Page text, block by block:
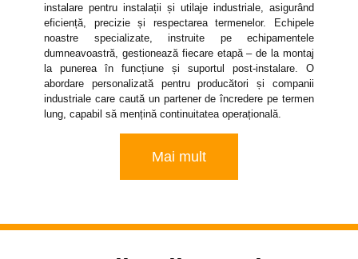
instalare pentru instalații și utilaje industriale, asigurând
eficiență, precizie și respectarea termenelor. Echipele
noastre specializate, instruite pe echipamentele
dumneavoastră, gestionează fiecare etapă – de la montaj
la punerea în funcțiune și suportul post-instalare. O
abordare personalizată pentru producători și companii
industriale care caută un partener de încredere pe termen
lung, capabil să mențină continuitatea operațională.
Mai mult